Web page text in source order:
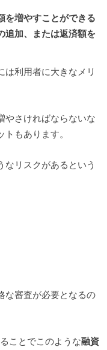
を増やすことができる
追加、または返済額を
は利用者に大きなメリ
やさければならないな
もあります。
なリスクがあるという
な審査が必要となるの
ことでこのような融資